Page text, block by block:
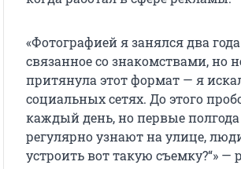
«Фотографией я занялся два
связанное со знакомствами, но
притянула этот формат — я
социальных сетях. До этого
каждый день, но первые
регулярно узнают на улице,
устроить вот такую съемку?“» —